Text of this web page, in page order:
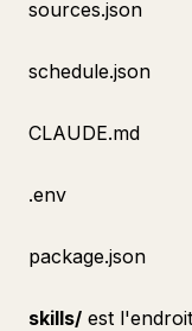
sources.json
schedule.json
CLAUDE.md
.env
package.json
skills/ est